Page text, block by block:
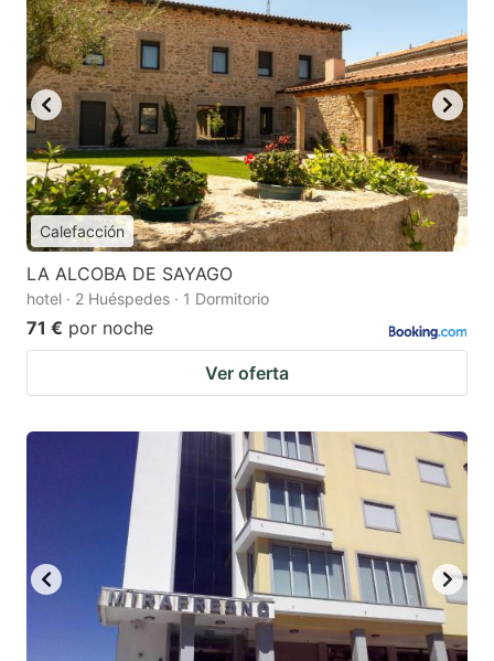
Calefacción
LA ALCOBA DE SAYAGO
hotel · 2 Huéspedes · 1 Dormitorio
71 € por noche
Ver oferta